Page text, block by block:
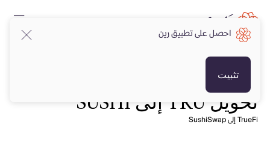
تحويل TRU إلى SUSHI
TrueFi إلى SushiSwap
احصل على تطبيق رين
تثبيت